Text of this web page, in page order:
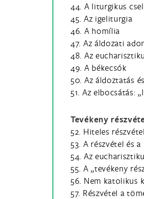
44. A liturgikus
45. Az igeliturgia
46. A homília
47. Az áldozati
48. Az
49. A békecsók
50. Az áldoztatás
51. Az elbocsátás:
Tevékeny
52. Hiteles részvétel
53. A részvétel és
54. Az
55. A „tevékeny
56. Nem katolikus
57. Részvétel a